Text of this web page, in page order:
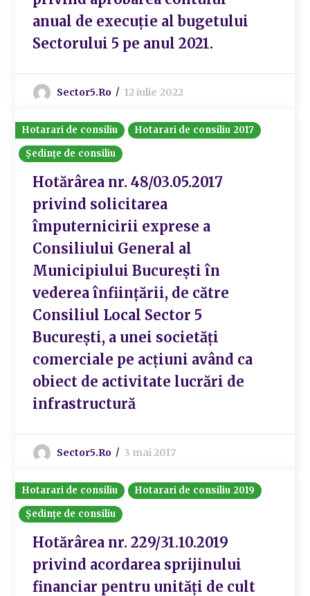
anual de execuție al bugetului
Sectorului 5 pe anul 2021.
Sector5.ro 12 iulie 2022
Hotarari de consiliu
Hotarari de consiliu 2017
Ședințe de consiliu
Hotărârea nr. 48/03.05.2017
privind solicitarea
împuternicirii exprese a
Consiliului General al
Municipiului București în
vederea înființării, de către
Consiliul Local Sector 5
București, a unei societăți
comerciale pe acțiuni având ca
obiect de activitate lucrări de
infrastructură
Sector5.ro 3 mai 2017
Hotarari de consiliu
Hotarari de consiliu 2019
Ședințe de consiliu
Hotărârea nr. 229/31.10.2019
privind acordarea sprijinului
financiar pentru unități de cult